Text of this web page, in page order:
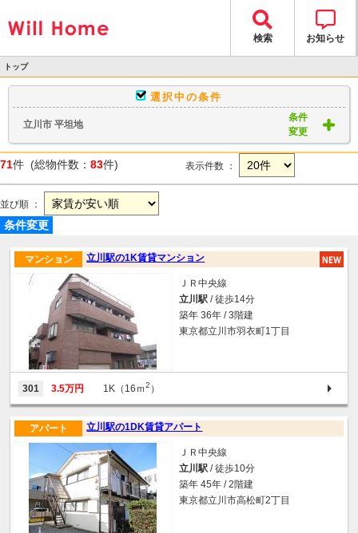
検索 お知らせ
トップ
物件検索
> 物件一覧
選択中の条件
立川市 平坦地
条件
変更
71件 (総物件数： 83件) 表示件数 ：
並び順 ：
条件変更
立川駅の1K賃貸マンション
マンション
ＪＲ中央線
立川駅 / 徒歩14分
築年 36年 / 3階建
東京都立川市羽衣町1丁目
301 3.5万円 1K（16ｍ2 ）
立川駅の1DK賃貸アパート
アパート
ＪＲ中央線
立川駅 / 徒歩10分
築年 45年 / 2階建
東京都立川市高松町2丁目